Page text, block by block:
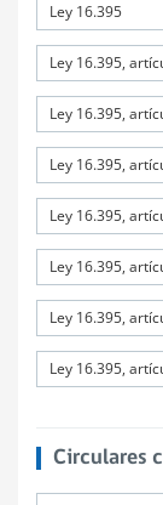
Ley 16.395
Ley 16.395,
Ley 16.395,
Ley 16.395,
Ley 16.395,
Ley 16.395,
Ley 16.395,
Ley 16.395,
Circulares